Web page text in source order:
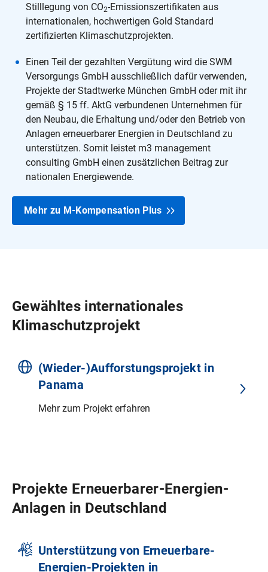
Stilllegung von CO2-Emissionszertifikaten aus
internationalen, hochwertigen Gold Standard
zertifizierten Klimaschutzprojekten.
Einen Teil der gezahlten Vergütung wird die SWM
Versorgungs GmbH ausschließlich dafür verwenden,
Projekte der Stadtwerke München GmbH oder mit ihr
gemäß § 15 ff. AktG verbundenen Unternehmen für
den Neubau, die Erhaltung und/oder den Betrieb von
Anlagen erneuerbarer Energien in Deutschland zu
unterstützen. Somit leistet m3 management
consulting GmbH einen zusätzlichen Beitrag zur
nationalen Energiewende.
Mehr zu M-Kompensation Plus
Gewähltes internationales
Klimaschutzprojekt
(Wieder-)Aufforstungsprojekt in
Panama
Mehr zum Projekt erfahren
Projekte Erneuerbarer-Energien-
Anlagen in Deutschland
Unterstützung von Erneuerbare-
Energien-Projekten in